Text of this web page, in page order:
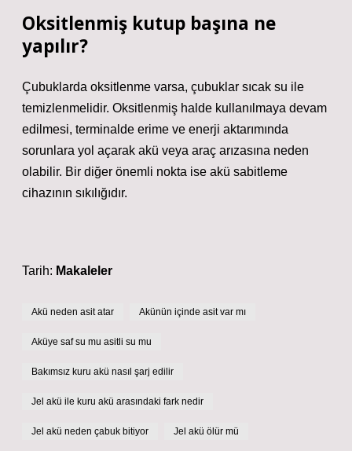
Oksitlenmiş kutup başına ne
yapılır?
Çubuklarda oksitlenme varsa, çubuklar sıcak su ile
temizlenmelidir. Oksitlenmiş halde kullanılmaya devam
edilmesi, terminalde erime ve enerji aktarımında
sorunlara yol açarak akü veya araç arızasına neden
olabilir. Bir diğer önemli nokta ise akü sabitleme
cihazının sıkılığıdır.
Tarih: Makaleler
Akü neden asit atar Akünün içinde asit var mı
Aküye saf su mu asitli su mu
Bakımsız kuru akü nasıl şarj edilir
Jel akü ile kuru akü arasındaki fark nedir
Jel akü neden çabuk bitiyor Jel akü ölür mü